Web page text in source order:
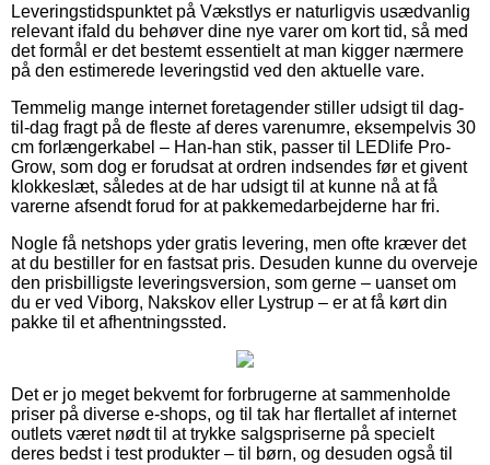
Leveringstidspunktet på Vækstlys er naturligvis usædvanlig
relevant ifald du behøver dine nye varer om kort tid, så med
det formål er det bestemt essentielt at man kigger nærmere
på den estimerede leveringstid ved den aktuelle vare.
Temmelig mange internet foretagender stiller udsigt til dag-
til-dag fragt på de fleste af deres varenumre, eksempelvis 30
cm forlængerkabel – Han-han stik, passer til LEDlife Pro-
Grow, som dog er forudsat at ordren indsendes før et givent
klokkeslæt, således at de har udsigt til at kunne nå at få
varerne afsendt forud for at pakkemedarbejderne har fri.
Nogle få netshops yder gratis levering, men ofte kræver det
at du bestiller for en fastsat pris. Desuden kunne du overveje
den prisbilligste leveringsversion, som gerne – uanset om
du er ved Viborg, Nakskov eller Lystrup – er at få kørt din
pakke til et afhentningssted.
Det er jo meget bekvemt for forbrugerne at sammenholde
priser på diverse e-shops, og til tak har flertallet af internet
outlets været nødt til at trykke salgspriserne på specielt
deres bedst i test produkter – til børn, og desuden også til